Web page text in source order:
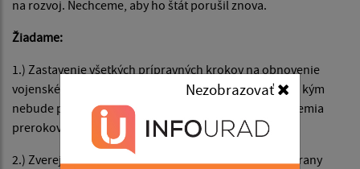
Nezobrazovať
na rozvoj. Nechceme, aby ho štát porušil znova.
Žiadame:
1.) Zastavenie všetkých prípravných krokov na obnovenie
vojenského výcvikového priestoru v lokalite Javorina, kým
nebude predložený verejný plán budúcnosti tohto územia
prerokovaný s dotknutými obcami a vlastníkmi.
2.) Zverejnenie konkrétnych zámerov ministerstva obrany